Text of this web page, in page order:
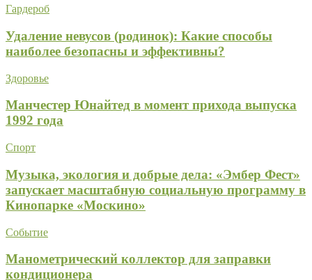
Гардероб
Удаление невусов (родинок): Какие способы
наиболее безопасны и эффективны?
Здоровье
Манчестер Юнайтед в момент прихода выпуска
1992 года
Спорт
Музыка, экология и добрые дела: «Эмбер Фест»
запускает масштабную социальную программу в
Кинопарке «Москино»
Событие
Манометрический коллектор для заправки
кондиционера